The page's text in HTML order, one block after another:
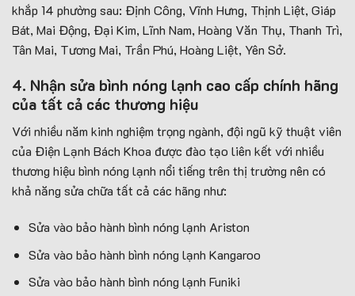
khắp 14 phường sau: Định Công, Vĩnh Hưng, Thịnh Liệt, Giáp
Bát, Mai Động, Đại Kim, Lĩnh Nam, Hoàng Văn Thụ, Thanh Trì,
Tân Mai, Tương Mai, Trần Phú, Hoàng Liệt, Yên Sở.
4. Nhận sửa bình nóng lạnh cao cấp chính hãng
của tất cả các thương hiệu
Với nhiều năm kinh nghiệm trọng ngành, đội ngũ kỹ thuật viên
của Điện Lạnh Bách Khoa được đào tạo liên kết với nhiều
thương hiệu bình nóng lạnh nổi tiếng trên thị trường nên có
khả năng sửa chữa tất cả các hãng như:
Sửa vào bảo hành bình nóng lạnh Ariston
Sửa vào bảo hành bình nóng lạnh Kangaroo
Sửa vào bảo hành bình nóng lạnh Funiki